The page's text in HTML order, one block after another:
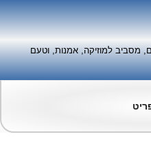
מסביב למוזיקה, אמנות, וטעם